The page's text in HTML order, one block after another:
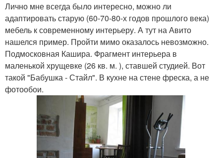
Лично мне всегда было интересно, можно ли
адаптировать старую (60-70-80-х годов прошлого века)
мебель к современному интерьеру. А тут на Авито
нашелся пример. Пройти мимо оказалось невозможно.
Подмосковная Кашира. Фрагмент интерьера в
маленькой хрущевке (26 кв. м. ), ставшей студией. Вот
такой "Бабушка - Стайл". В кухне на стене фреска, а не
фотообои.